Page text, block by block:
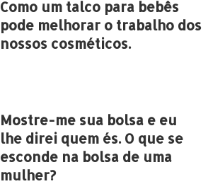
Como um talco para bebês
pode melhorar o trabalho dos
nossos cosméticos.
Mostre-me sua bolsa e eu
lhe direi quem és. O que se
esconde na bolsa de uma
mulher?